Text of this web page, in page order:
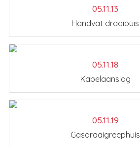
05.11.13
Handvat draaibuis
05.11.18
Kabelaanslag
05.11.19
Gasdraaigreephuis